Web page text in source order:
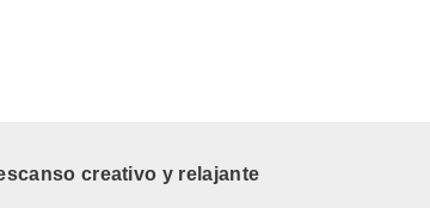
creativo y relajante